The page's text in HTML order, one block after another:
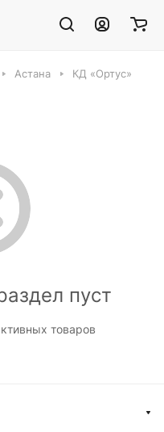
Астана КД «Ортус»
пуст
товаров